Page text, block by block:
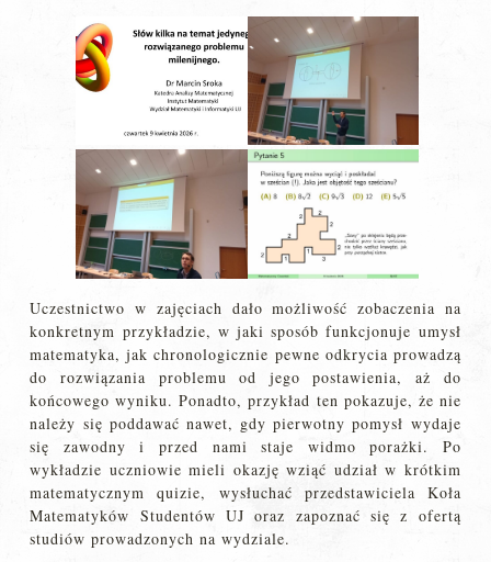
Uczestnictwo w zajęciach dało możliwość zobaczenia na
konkretnym przykładzie, w jaki sposób funkcjonuje umysł
matematyka, jak chronologicznie pewne odkrycia prowadzą
do rozwiązania problemu od jego postawienia, aż do
końcowego wyniku. Ponadto, przykład ten pokazuje, że nie
należy się poddawać nawet, gdy pierwotny pomysł wydaje
się zawodny i przed nami staje widmo porażki. Po
wykładzie uczniowie mieli okazję wziąć udział w krótkim
matematycznym quizie, wysłuchać przedstawiciela Koła
Matematyków Studentów UJ oraz zapoznać się z ofertą
studiów prowadzonych na wydziale.